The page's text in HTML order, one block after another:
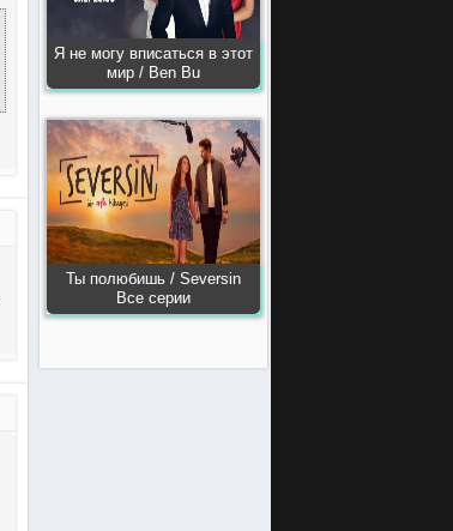
Я не могу вписаться в этот
мир / Ben Bu
Ты полюбишь / Seversin
Все серии